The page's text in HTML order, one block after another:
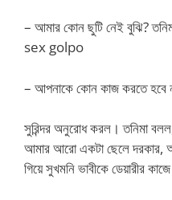
– আমার কোন ছুটি নেই বুঝি?
sex golpo
– আপনাকে কোন কাজ করতে হবে
সুরিন্দর অনুরোধ করল। তনিমা
আমার আরো একটা ছেলে দরকার,
গিয়ে সুখমনি ভাবীকে ডেয়ারীর